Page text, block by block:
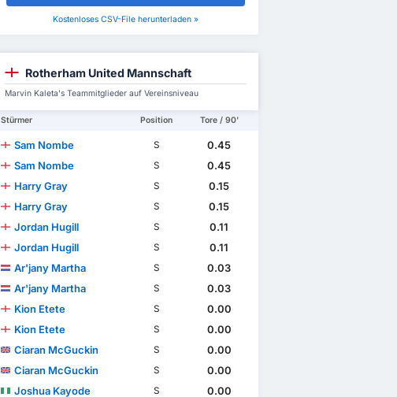
Kostenloses CSV-File herunterladen »
Rotherham United Mannschaft
Marvin Kaleta's Teammitglieder auf Vereinsniveau
Stürmer Position Tore / 90'
Sam Nombe S
0.45
Sam Nombe
S
0.45
Harry Gray
S
0.15
Harry Gray
S
0.15
Jordan Hugill
S
0.11
Jordan Hugill
S
0.11
Ar'jany Martha
S
0.03
Ar'jany Martha
S
0.03
Kion Etete
S
0.00
Kion Etete
S
0.00
Ciaran McGuckin
S
0.00
Ciaran McGuckin
S
0.00
Joshua Kayode
S
0.00